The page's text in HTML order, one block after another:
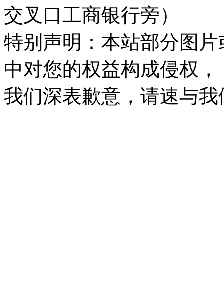
交叉口工商银行旁）
特别声明：本站部分图
中对您的权益构成侵权，
我们深表歉意，请速与